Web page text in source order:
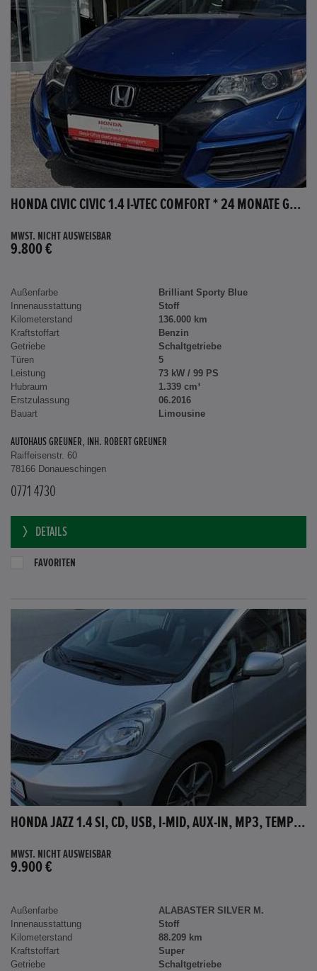
HONDA CIVIC CIVIC 1.4 I-VTEC COMFORT * 24 MONATE GARANTIE *
MWST. NICHT AUSWEISBAR
9.800 €
Außenfarbe
Brilliant Sporty Blue
Innenausstattung
Stoff
Kilometerstand
136.000 km
Kraftstoffart
Benzin
Getriebe
Schaltgetriebe
Türen
5
Leistung
73 kW / 99 PS
Hubraum
1.339 cm³
Erstzulassung
06.2016
Bauart
Limousine
AUTOHAUS GREUNER, INH. ROBERT GREUNER
Raiffeisenstr. 60
78166 Donaueschingen
0771 4730
DETAILS
FAVORITEN
HONDA JAZZ 1.4 SI, CD, USB, I-MID, AUX-IN, MP3, TEMPOMAT
MWST. NICHT AUSWEISBAR
9.900 €
Außenfarbe
ALABASTER SILVER M.
Innenausstattung
Stoff
Kilometerstand
88.209 km
Kraftstoffart
Super
Getriebe
Schaltgetriebe